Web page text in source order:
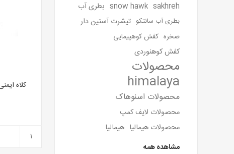
sakhreh
snow hawk بطری آب
بطری آب سانتکو تیشرت آستین دار
صخره کفش کوهپیمایی
کفش کوهنوردی
محصولات
himalaya
محصولات اسنوهاک
محصولات لایف کمپ
محصولات هیمالیا هیمالیا
مشاهده همه